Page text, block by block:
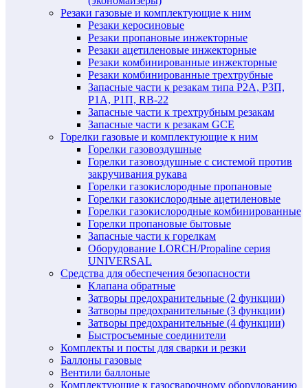
Резаки газовые и комплектующие к ним
Резаки керосиновые
Резаки пропановые инжекторные
Резаки ацетиленовые инжекторные
Резаки комбинированные инжекторные
Резаки комбинированные трехтрубные
Запасные части к резакам типа Р2А, Р3П,
Р1А, Р1П, RB-22
Запасные части к трехтрубным резакам
Запасные части к резакам GCE
Горелки газовые и комплектующие к ним
Горелки газовоздушные
Горелки газовоздушные с системой против
закручивания рукава
Горелки газокислородные пропановые
Горелки газокислородные ацетиленовые
Горелки газокислородные комбинированные
Горелки пропановые бытовые
Запасные части к горелкам
Оборудование LORCH/Propaline серия
UNIVERSAL
Средства для обеспечения безопасности
Клапана обратные
Затворы предохранительные (2 функции)
Затворы предохранительные (3 функции)
Затворы предохранительные (4 функции)
Быстросъемные соединители
Комплекты и посты для сварки и резки
Баллоны газовые
Вентили баллоные
Комплектующие к газосварочному оборудованию